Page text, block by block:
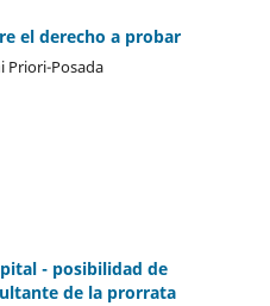
el derecho a probar
Priori-Posada
- posibilidad de
de la prorrata